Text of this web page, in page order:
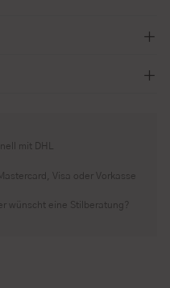
mit DHL
Visa oder Vorkasse
wünscht eine Stilberatung?